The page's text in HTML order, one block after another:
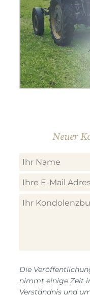
Neuer
Die
nimmt einige Zeit
Verständnis und